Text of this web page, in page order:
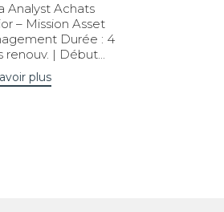
Analyst Achats
– Mission Asset
Durée : 4
renouv. | Début...
plus